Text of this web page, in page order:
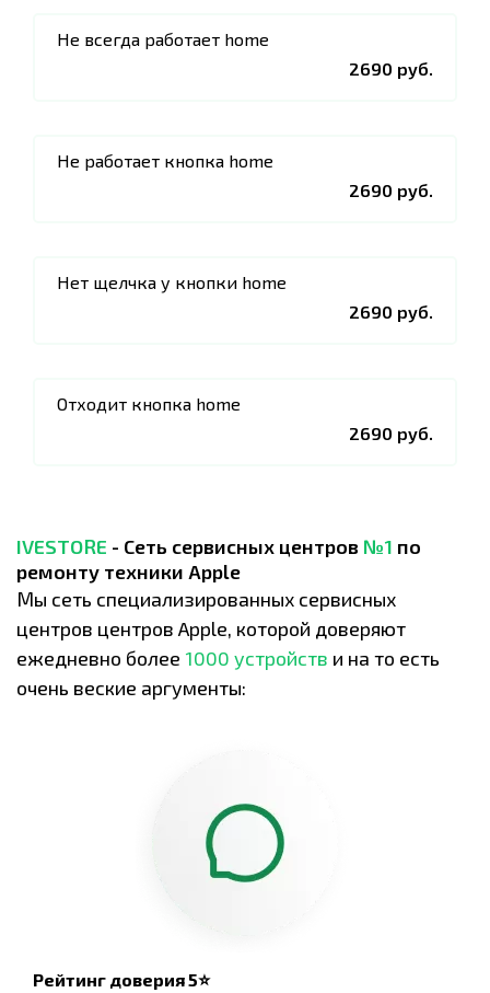
Не всегда работает home
2690 руб.
Не работает кнопка home
2690 руб.
Нет щелчка у кнопки home
2690 руб.
Отходит кнопка home
2690 руб.
IVESTORE - Сеть сервисных центров №1 по
ремонту техники Apple
Мы сеть специализированных сервисных
центров центров Apple, которой доверяют
ежедневно более 1000 устройств и на то есть
очень веские аргументы:
Рейтинг доверия 5⭐